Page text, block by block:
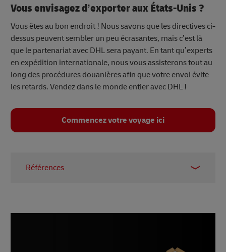
Vous envisagez d’exporter aux États-Unis ?
Vous êtes au bon endroit ! Nous savons que les directives ci-
dessus peuvent sembler un peu écrasantes, mais c’est là
que le partenariat avec DHL sera payant. En tant qu’experts
en expédition internationale, nous vous assisterons tout au
long des procédures douanières afin que votre envoi évite
les retards. Vendez dans le monde entier avec DHL !
Commencez votre voyage ici
Références